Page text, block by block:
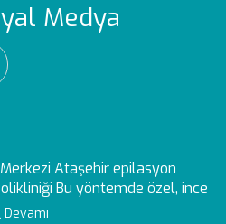
Medya
Ataşehir epilasyon
Bu yöntemde özel, ince
Devamı